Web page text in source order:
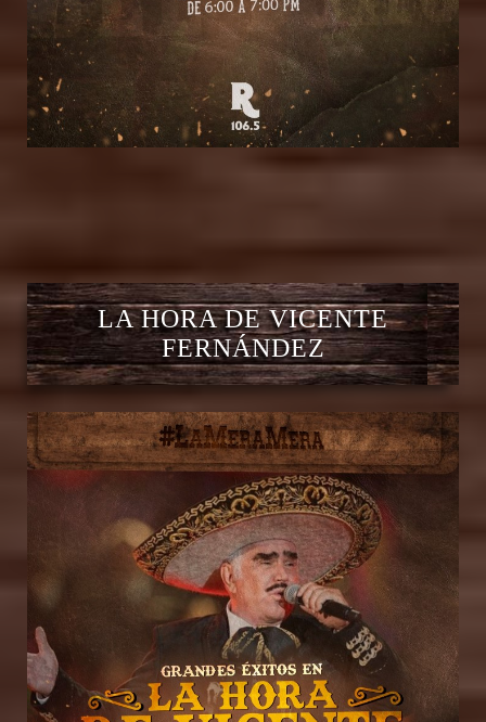
LA HORA DE VICENTE
FERNÁNDEZ